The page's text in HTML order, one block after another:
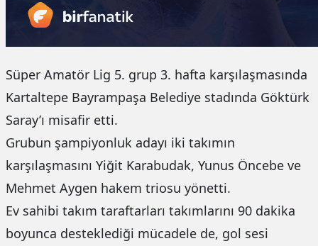
Süper Amatör Lig 5. grup 3. hafta karşılaşmasında
Kartaltepe Bayrampaşa Belediye stadında Göktürk
Saray’ı misafir etti.
Grubun şampiyonluk adayı iki takımın
karşılaşmasını Yiğit Karabudak, Yunus Öncebe ve
Mehmet Aygen hakem triosu yönetti.
Ev sahibi takım taraftarları takımlarını 90 dakika
boyunca desteklediği mücadele de, gol sesi